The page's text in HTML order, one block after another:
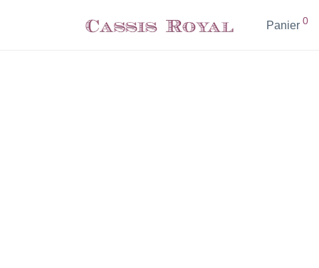
Panier 0